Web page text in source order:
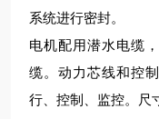
系统进行密封。
电机配用潜水电缆
缆。动力芯线和控
行、控制、监控。尺